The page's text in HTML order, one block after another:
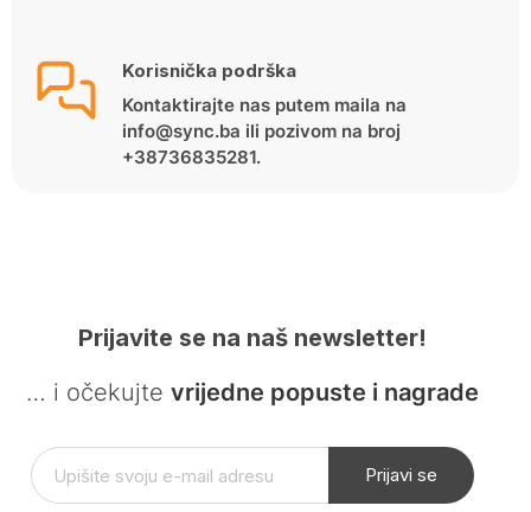
Korisnička podrška
Kontaktirajte nas putem maila na
info@sync.ba ili pozivom na broj
+38736835281.
Prijavite se na naš newsletter!
… i očekujte vrijedne popuste i nagrade
Prijavi se